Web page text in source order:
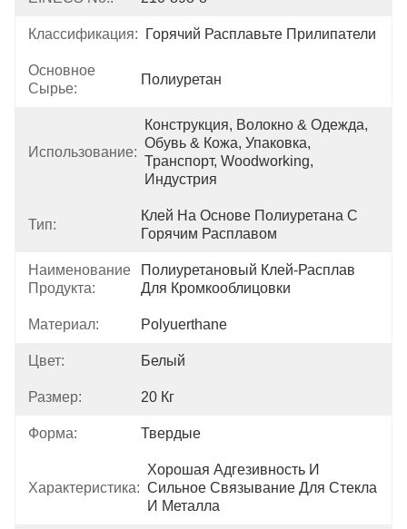
Классификация: Горячий Расплавьте Прилипатели
Основное
Сырье:
Полиуретан
Использование:
Конструкция, Волокно & Одежда,
Обувь & Кожа, Упаковка,
Транспорт, Woodworking,
Индустрия
Тип:
Клей На Основе Полиуретана С
Горячим Расплавом
Наименование
Продукта:
Полиуретановый Клей-Расплав
Для Кромкооблицовки
Материал: Polyuerthane
Цвет: Белый
Размер: 20 Кг
Форма: Твердые
Характеристика:
Хорошая Адгезивность И
Сильное Связывание Для Стекла
И Металла